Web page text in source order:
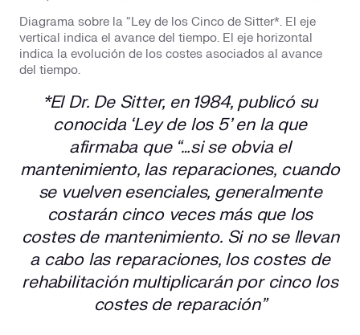
Diagrama sobre la “Ley de los Cinco de Sitter*. El eje
vertical indica el avance del tiempo. El eje horizontal
indica la evolución de los costes asociados al avance
del tiempo.
*El Dr. De Sitter, en 1984, publicó su
conocida ‘Ley de los 5’ en la que
afirmaba que “…si se obvia el
mantenimiento, las reparaciones, cuando
se vuelven esenciales, generalmente
costarán cinco veces más que los
costes de mantenimiento. Si no se llevan
a cabo las reparaciones, los costes de
rehabilitación multiplicarán por cinco los
costes de reparación”